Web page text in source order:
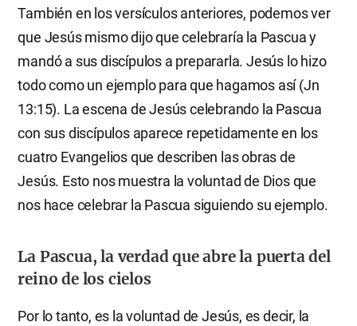
También en los versículos anteriores, podemos ver
que Jesús mismo dijo que celebraría la Pascua y
mandó a sus discípulos a prepararla. Jesús lo hizo
todo como un ejemplo para que hagamos así (Jn
13:15). La escena de Jesús celebrando la Pascua
con sus discípulos aparece repetidamente en los
cuatro Evangelios que describen las obras de
Jesús. Esto nos muestra la voluntad de Dios que
nos hace celebrar la Pascua siguiendo su ejemplo.
La Pascua, la verdad que abre la puerta del
reino de los cielos
Por lo tanto, es la voluntad de Jesús, es decir, la